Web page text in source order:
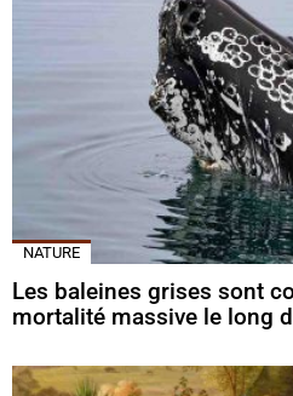
NATURE
Les baleines grises sont
mortalité massive le long